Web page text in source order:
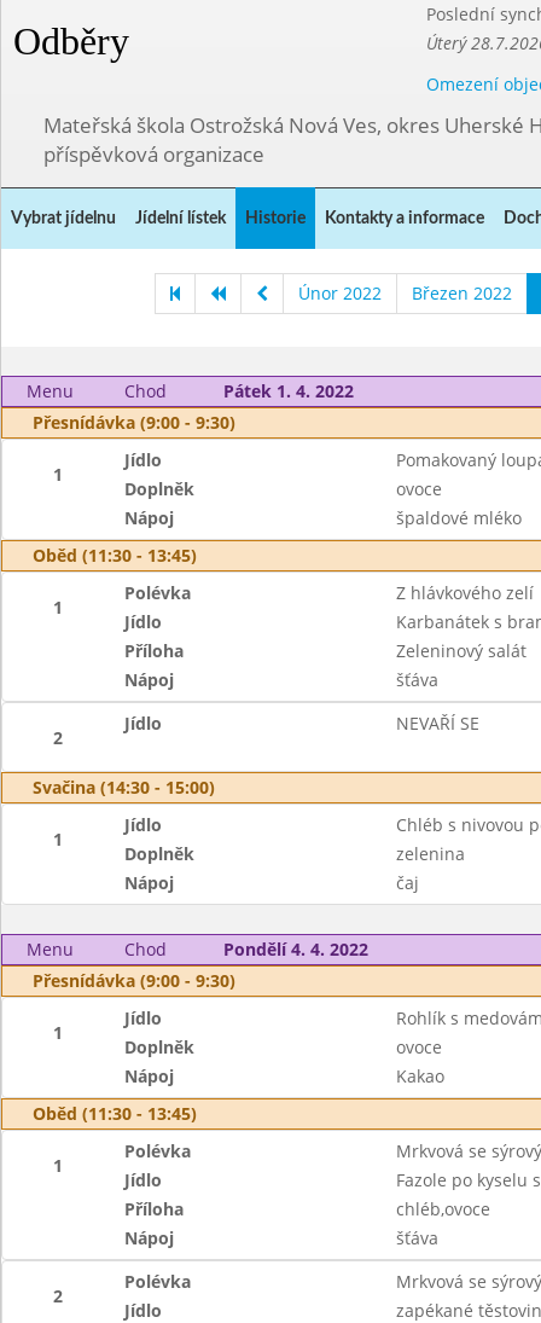
Odběry
Poslední
Úterý
Omezení
Mateřská škola Ostrožská Nová Ves, okres Uherské
příspěvková organizace
Vybrat jídelnu Jídelní lístek Historie Kontakty a informace
Únor 2022 Březen 2022
Menu Chod
Pátek 1. 4. 2022
Přesnídávka (9:00 - 9:30)
1
Jídlo
Pomakovaný
Doplněk
ovoce
Nápoj
špaldové mléko
Oběd (11:30 - 13:45)
1
Polévka
Z hlávkového zelí
Jídlo
Karbanátek s
Příloha
Zeleninový salát
Nápoj
šťáva
2
Jídlo NEVAŘÍ SE
Svačina (14:30 - 15:00)
1
Jídlo
Chléb s nivovou
Doplněk
zelenina
Nápoj
čaj
Menu Chod
Pondělí 4. 4. 2022
Přesnídávka (9:00 - 9:30)
1
Jídlo
Rohlík s
Doplněk
ovoce
Nápoj
Kakao
Oběd (11:30 - 13:45)
1
Polévka
Mrkvová se
Jídlo
Fazole po kyselu
Příloha
chléb,ovoce
Nápoj
šťáva
2
Polévka
Mrkvová se
Jídlo
zapékané